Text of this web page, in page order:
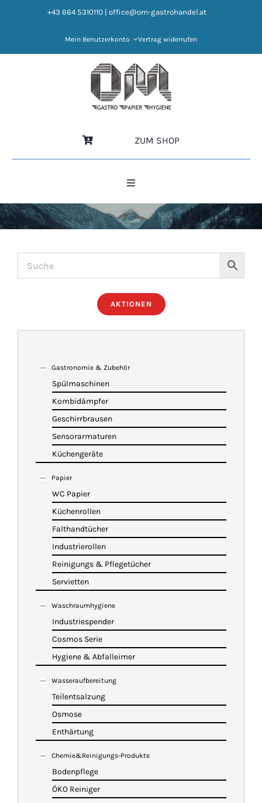
+43 664 5310110 office@om-gastrohandel.at
Mein Benutzerkonto Vertrag widerrufen
ZUM SHOP
Toggle
HOME
NEWS
IMBISSANHÄNGER
KATALOG
WARENKORB
AKTIONEN
Gastronomie & Zubehör
Spülmaschinen
Kombidämpfer
Geschirrbrausen
Sensorarmaturen
Küchengeräte
Papier
WC Papier
Küchenrollen
Falthandtücher
Industrierollen
Reinigungs & Pflegetücher
Servietten
Waschraumhygiene
Industriespender
Cosmos Serie
Hygiene & Abfalleimer
Wasseraufbereitung
Teilentsalzung
Osmose
Enthärtung
Chemie&Reinigungs-Produkte
Bodenpflege
ÖKO Reiniger